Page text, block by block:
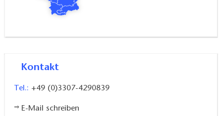
Kontakt
Tel.: +49 (0)3307-4290839
E-Mail schreiben